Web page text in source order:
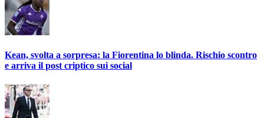
Kean, svolta a sorpresa: la Fiorentina lo blinda. Rischio scontro
e arriva il post criptico sui social